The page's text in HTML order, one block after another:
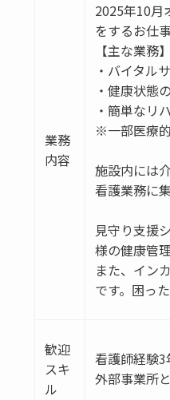
業務
内容
2025年10月
をするお仕事
【主な業務】
・バイタル
・健康状態
・簡単なリ
※一部医療
施設内には
看護業務に
見守り支援
様の健康管
また、イン
です。困っ
歓迎
スキ
ル
看護師経験3
外部事業所